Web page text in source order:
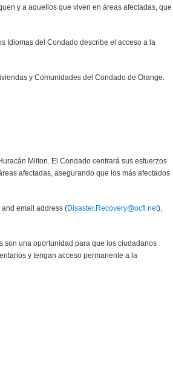
y a aquellos que viven en áreas afectadas, que
Idiomas del Condado describe el acceso a la
y Comunidades del Condado de Orange.
Milton. El Condado centrará sus esfuerzos
afectadas, asegurando que los más afectados
and email address (Disaster.Recovery@ocfl.net),
son una oportunidad para que los ciudadanos
y tengan acceso permanente a la